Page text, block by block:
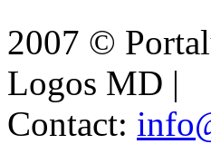
2007 ©
Logos MD |
Contact: